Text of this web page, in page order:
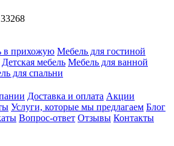
в прихожую Мебель для гостиной
Детская мебель Мебель для ванной
для спальни
Доставка и оплата Акции
Услуги, которые мы предлагаем Блог
Вопрос-ответ Отзывы Контакты